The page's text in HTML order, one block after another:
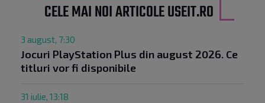
CELE MAI NOI ARTICOLE USEIT.RO
3 august, 7:30
Jocuri PlayStation Plus din august 2026. Ce
titluri vor fi disponibile
31 iulie, 13:18